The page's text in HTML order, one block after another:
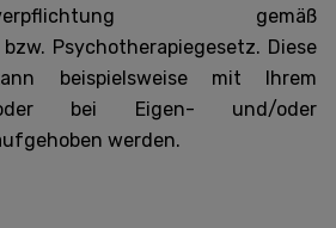
gemäß
Psychotherapiegesetz. Diese
beispielsweise mit Ihrem
oder bei Eigen- und/oder
werden.